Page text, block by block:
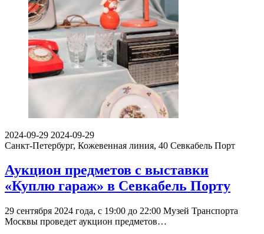
2024-09-29 2024-09-29
Санкт-Петербург, Кожевенная линия, 40 Севкабель Порт
Аукцион предметов с выставки
«‎Куплю гараж» в Севкабель Порту
29 сентября 2024 года, с 19:00 до 22:00 Музей Транспорта
Москвы проведет аукцион предметов…